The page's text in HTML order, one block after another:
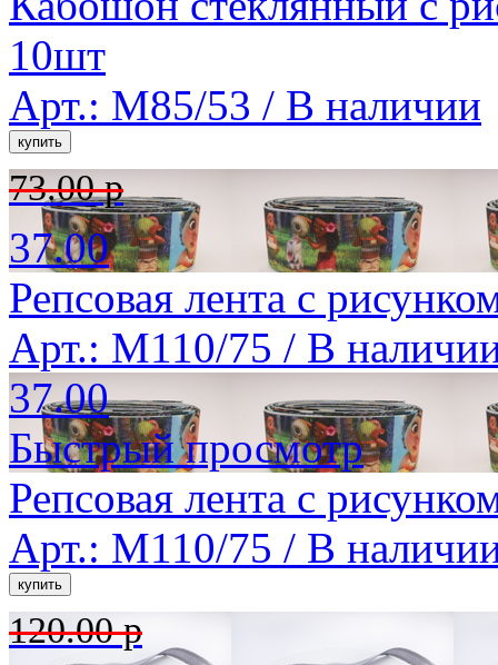
10шт
Арт.: M85/53 / В наличии
73.00 р
37.00
Репсовая лента с
Арт.: M110/75 / В
37.00
Быстрый просмотр
Репсовая лента с
Арт.: M110/75 / В
120.00 р